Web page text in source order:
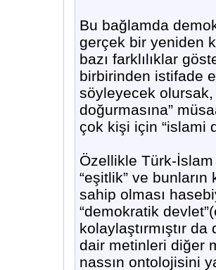
Bu bağlamda
gerçek bir yeniden
bazı farklılıklar
birbirinden istifade
söyleyecek olursak,
doğurmasına”
çok kişi için “islami
Özellikle Türk-
“eşitlik” ve bunların
sahip olması
“demokratik
kolaylaştırmıştır
dair metinleri diğer
nassın ontolojisini